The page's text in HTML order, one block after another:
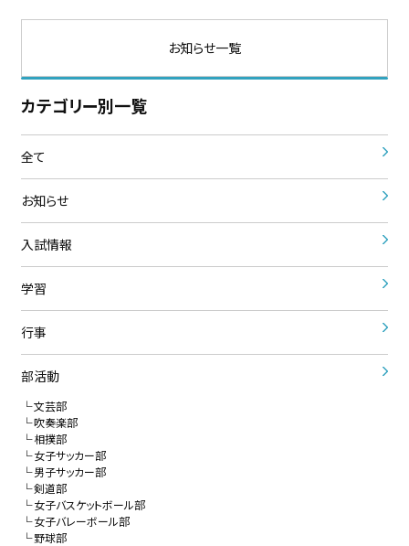
お知らせ一覧
カテゴリー別一覧
全て
お知らせ
入試情報
学習
行事
部活動
文芸部
吹奏楽部
相撲部
女子サッカー部
男子サッカー部
剣道部
女子バスケットボール部
女子バレーボール部
野球部